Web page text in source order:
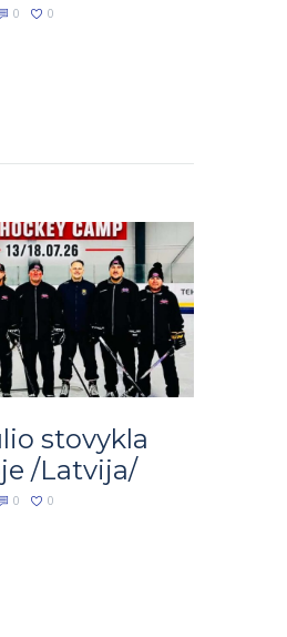
0 0
stovykla
/Latvija/
0 0